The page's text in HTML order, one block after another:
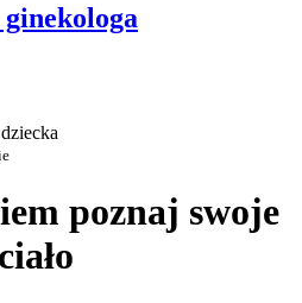
poznaj swoje
ciało